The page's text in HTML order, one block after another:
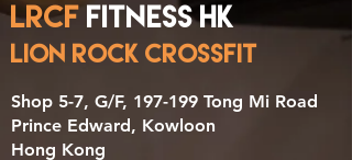
LRCF Fitness HK
LION ROCK CrossFit
​Shop 5-7, G/F, 197-199 Tong Mi Road
Prince Edward, Kowloon
Hong Kong